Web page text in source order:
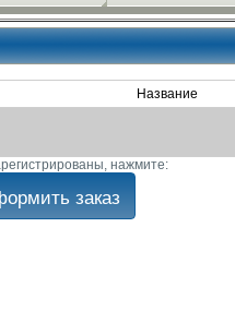
Название
нажмите: